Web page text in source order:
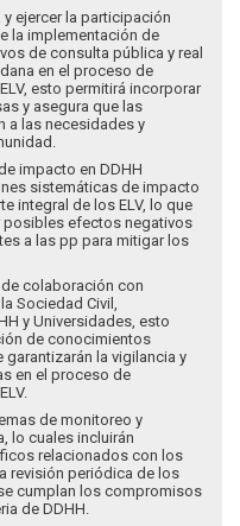
y ejercer la participación
la implementación de
de consulta pública y real
en el proceso de
esto permitirá incorporar
y asegura que las
a las necesidades y
impacto en DDHH
sistemáticas de impacto
integral de los ELV, lo que
posibles efectos negativos
a las pp para mitigar los
colaboración con
Sociedad Civil,
y Universidades, esto
de conocimientos
la vigilancia y
en el proceso de
de monitoreo y
lo cuales incluirán
relacionados con los
revisión periódica de los
cumplan los compromisos
de DDHH.